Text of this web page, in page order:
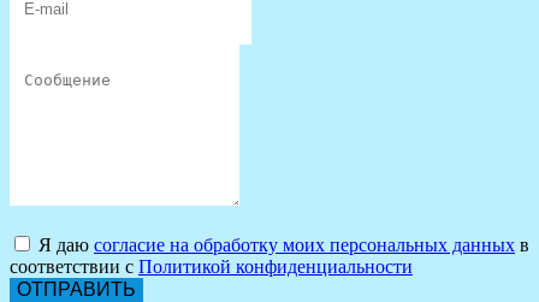
Я даю согласие на обработку моих персональных данных в
соответствии с Политикой конфиденциальности
ОТПРАВИТЬ